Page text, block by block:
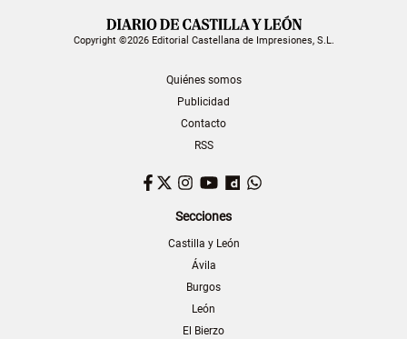
Copyright ©2026 Editorial Castellana de Impresiones, S.L.
Quiénes somos
Publicidad
Contacto
RSS
Facebook
TwitterInstagram
YouTubeDailymotion
Secciones
Castilla y León
Ávila
Burgos
León
El Bierzo